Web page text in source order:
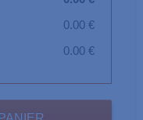
0.00 €
0.00 €